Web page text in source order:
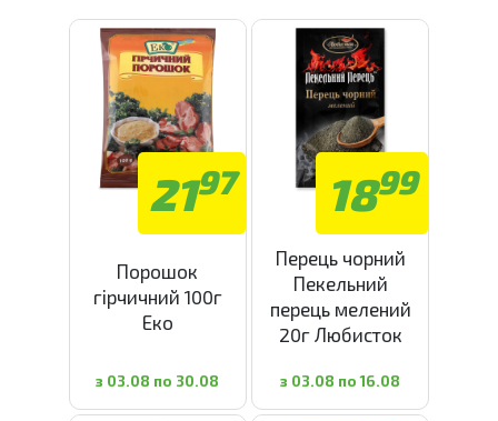
2197
Порошок
гірчичний 100г
Еко
з 03.08 по 30.08
1899
Перець чорний
Пекельний
перець мелений
20г Любисток
з 03.08 по 16.08